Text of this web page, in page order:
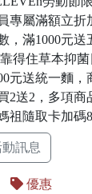
專屬滿額立折
，滿1000元送
得住草本抑
元送統一麵
2送2，多項商
祖隨取卡加碼
動訊息
優惠